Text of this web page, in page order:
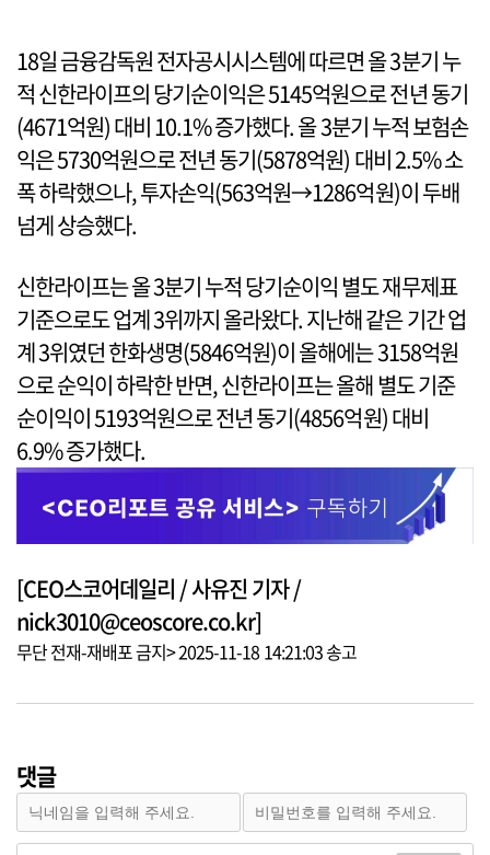
18일 금융감독원 전자공시시스템에 따르면 올 3분기 누
적 신한라이프의 당기순이익은 5145억원으로 전년 동기
(4671억원) 대비 10.1% 증가했다. 올 3분기 누적 보험손
익은 5730억원으로 전년 동기(5878억원) 대비 2.5% 소
폭 하락했으나, 투자손익(563억원→1286억원)이 두배
넘게 상승했다.
신한라이프는 올 3분기 누적 당기순이익 별도 재무제표
기준으로도 업계 3위까지 올라왔다. 지난해 같은 기간 업
계 3위였던 한화생명(5846억원)이 올해에는 3158억원
으로 순익이 하락한 반면, 신한라이프는 올해 별도 기준
순이익이 5193억원으로 전년 동기(4856억원) 대비
6.9% 증가했다.
[CEO스코어데일리 / 사유진 기자 /
nick3010@ceoscore.co.kr]
무단 전재-재배포 금지> 2025-11-18 14:21:03 송고
댓글